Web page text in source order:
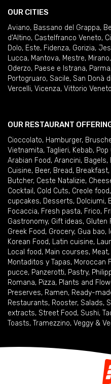
OUR CITIES
Aviano, Bassano del Grappa,
d'Altino, Castelfranco Veneto,
Dolo, Este, Fidenza, Gorizia,
Lucca, Mantova, Mestre, Mirano,
Oderzo, Paese e Istrana, Parma
Portogruaro, Sacile, San Donà
Vercelli, Vicenza, Vittorio Veneto
OUR RESTAURANT
Cioccolato, Hamburger,
Vietnamita, Taglieri, Kebab, Pop
Arabian Food, Arancini, Bagels,
Cuisine, Beer, Bread, Breakfast,
Butcher, Ceste Natalizie,
Cocktail , Cold Cuts, Creole food,
cupcakes, Desserts, Dolciumi,
Focaccia, Fresh pasta, Frico,
Gastronomy, Gift ideas, Gluten
Greek Food, Grocery, Gua bao,
Korean Food, Latin cuisine,
Local food, Main courses, Meat,
Montaditos y Tapas, Moroccan
pucce, Panzerotti, Pastry,
Romana, Pizza, Plants and
Preserves, Ramen, Ready-
Restaurants, Rooster, Salads,
extracts, Street Food, Sushi,
Toasts, Tramezzino, Veggy &